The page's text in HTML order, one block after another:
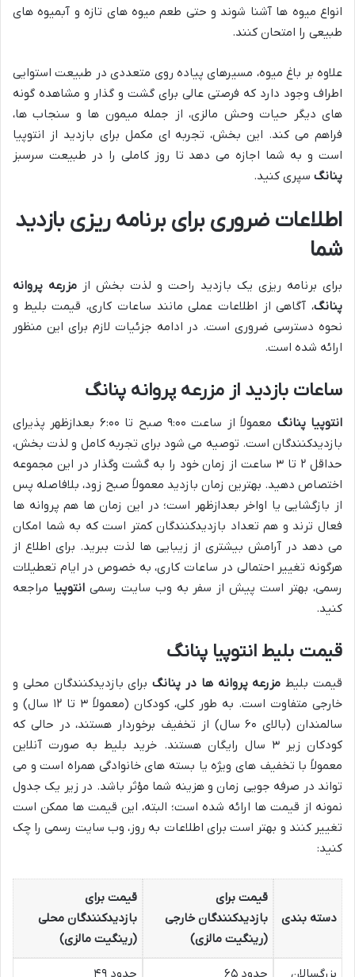
انواع میوه ها آشنا شوند و حتی طعم میوه های تازه و آبمیوه های
طبیعی را امتحان کنند.
علاوه بر باغ میوه، مسیرهای پیاده روی متعددی در طبیعت استوایی
اطراف وجود دارد که فرصتی عالی برای گشت و گذار و مشاهده گونه
های دیگر حیات وحش مالزی، از جمله میمون ها و سنجاب ها،
فراهم می کند. این بخش، تجربه ای مکمل برای بازدید از انتوپیا
است و به شما اجازه می دهد تا روز کاملی را در طبیعت سرسبز
پنانگ سپری کنید.
اطلاعات ضروری برای برنامه ریزی بازدید
شما
برای برنامه ریزی یک بازدید راحت و لذت بخش از مزرعه پروانه
پنانگ، آگاهی از اطلاعات عملی مانند ساعات کاری، قیمت بلیط و
نحوه دسترسی ضروری است. در ادامه جزئیات لازم برای این منظور
ارائه شده است.
ساعات بازدید از مزرعه پروانه پنانگ
انتوپیا پنانگ
معمولاً از ساعت ۹:۰۰ صبح تا ۶:۰۰ بعدازظهر پذیرای
بازدیدکنندگان است. توصیه می شود برای تجربه کامل و لذت بخش،
حداقل ۲ تا ۳ ساعت از زمان خود را به گشت وگذار در این مجموعه
اختصاص دهید. بهترین زمان بازدید معمولاً صبح زود، بلافاصله پس
از بازگشایی یا اواخر بعدازظهر است؛ در این زمان ها هم پروانه ها
فعال ترند و هم تعداد بازدیدکنندگان کمتر است که به شما امکان
می دهد در آرامش بیشتری از زیبایی ها لذت ببرید. برای اطلاع از
هرگونه تغییر احتمالی در ساعات کاری، به خصوص در ایام تعطیلات
رسمی، بهتر است پیش از سفر به وب سایت رسمیانتوپیا مراجعه
کنید.
قیمت بلیط انتوپیا پنانگ
قیمت بلیط مزرعه پروانه ها در پنانگبرای بازدیدکنندگان محلی و
خارجی متفاوت است. به طور کلی، کودکان (معمولاً ۳ تا ۱۲ سال) و
سالمندان (بالای ۶۰ سال) از تخفیف برخوردار هستند، در حالی که
کودکان زیر ۳ سال رایگان هستند. خرید بلیط به صورت آنلاین
معمولاً با تخفیف های ویژه یا بسته های خانوادگی همراه است و می
تواند در صرفه جویی زمان و هزینه شما مؤثر باشد. در زیر یک جدول
نمونه از قیمت ها ارائه شده است؛ البته، این قیمت ها ممکن است
تغییر کنند و بهتر است برای اطلاعات به روز، وب سایت رسمی را چک
کنید:
دسته بندی
قیمت برای
بازدیدکنندگان خارجی
(رینگیت مالزی)
قیمت برای
بازدیدکنندگان محلی
(رینگیت مالزی)